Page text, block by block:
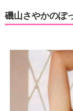
磯山さやかのぽ